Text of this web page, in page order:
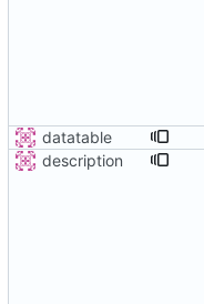
datatable
description